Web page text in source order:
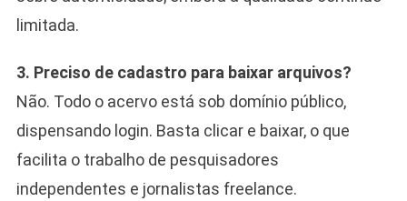
limitada.
3. Preciso de cadastro para baixar arquivos?
Não. Todo o acervo está sob domínio público,
dispensando login. Basta clicar e baixar, o que
facilita o trabalho de pesquisadores
independentes e jornalistas freelance.